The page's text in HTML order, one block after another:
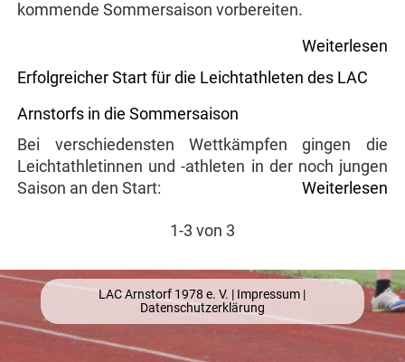
kommende Sommersaison vorbereiten.
Weiterlesen
Erfolgreicher Start für die Leichtathleten des LAC
Arnstorfs in die Sommersaison
Bei verschiedensten Wettkämpfen gingen die
Leichtathletinnen und -athleten in der noch jungen
Saison an den Start:
Weiterlesen
1-3 von 3
LAC Arnstorf 1978 e. V. | Impressum |
Datenschutzerklärung